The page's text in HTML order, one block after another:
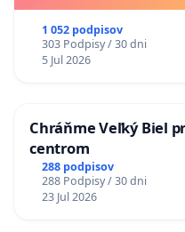
1 052 podpisov
303 Podpisy / 30 dni
5 Jul 2026
Chráňme Veľký Biel
centrom
288 podpisov
288 Podpisy / 30 dni
23 Jul 2026